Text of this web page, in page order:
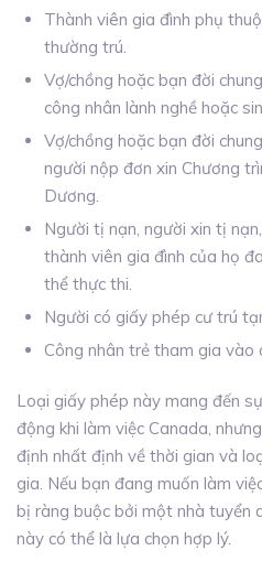
Thành viên gia đình phụ
thường trú.
Vợ/chồng hoặc bạn đời
công nhân lành nghề hoặc
Vợ/chồng hoặc bạn đời
người nộp đơn xin Chương
Dương.
Người tị nạn, người xin tị
thành viên gia đình của họ
thể thực thi.
Người có giấy phép cư trú
Công nhân trẻ tham gia vào
Loại giấy phép này mang đến
động khi làm việc Canada,
định nhất định về thời gian và
gia. Nếu bạn đang muốn làm
bị ràng buộc bởi một nhà tuyển
này có thể là lựa chọn hợp lý.